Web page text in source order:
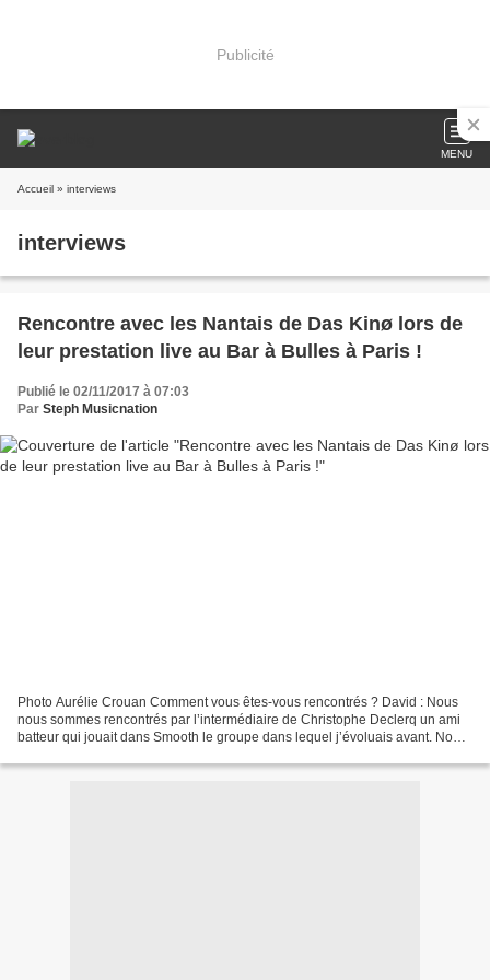
Publicité
MENU
Accueil » interviews
interviews
Rencontre avec les Nantais de Das Kinø lors de
leur prestation live au Bar à Bulles à Paris !
Publié le 02/11/2017 à 07:03
Par Steph Musicnation
Photo Aurélie Crouan Comment vous êtes-vous rencontrés ? David : Nous
nous sommes rencontrés par l’intermédiaire de Christophe Declerq un ami
batteur qui jouait dans Smooth le groupe dans lequel j’évoluais avant. Nous